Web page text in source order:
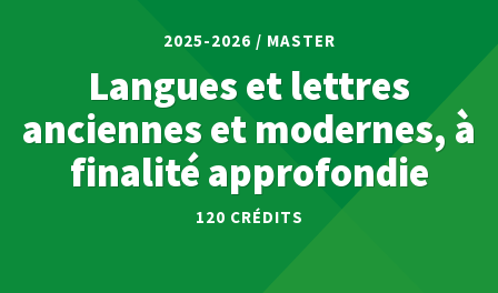
2025-2026 / MASTER
Langues et lettres
anciennes et modernes, à
finalité approfondie
120 CRÉDITS